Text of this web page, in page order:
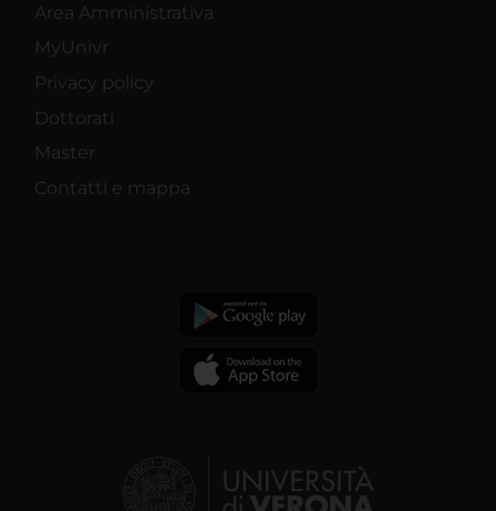
Area Amministrativa
MyUnivr
Privacy policy
Dottorati
Master
Contatti e mappa